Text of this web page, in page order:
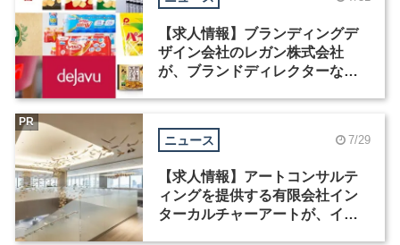
【求人情報】ブランディングデ
ザイン会社のレガン株式会社
が、ブランドディレクターなど3
ニュース 7/29
【求人情報】アートコンサルテ
ィングを提供する有限会社イン
ターカルチャーアートが、イン
PR